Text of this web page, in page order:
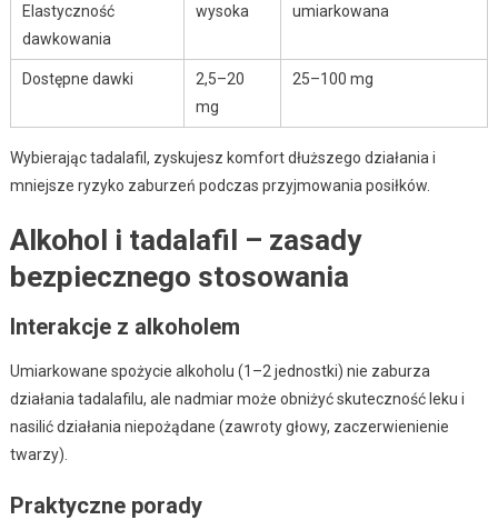
Elastyczność
dawkowania
wysoka umiarkowana
Dostępne dawki
2,5–20
mg
25–100 mg
Wybierając tadalafil, zyskujesz komfort dłuższego działania i
mniejsze ryzyko zaburzeń podczas przyjmowania posiłków.
Alkohol i tadalafil – zasady
bezpiecznego stosowania
Interakcje z alkoholem
Umiarkowane spożycie alkoholu (1–2 jednostki) nie zaburza
działania tadalafilu, ale nadmiar może obniżyć skuteczność leku i
nasilić działania niepożądane (zawroty głowy, zaczerwienienie
twarzy).
Praktyczne porady